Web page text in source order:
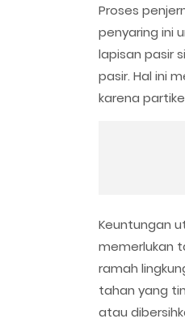
Proses
penyaring ini
lapisan pasir
pasir. Hal ini
karena
Keuntungan
memerlukan
ramah
tahan yang
atau